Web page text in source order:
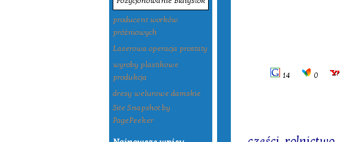
producent worków
próżniowych
Laserowa operacja prostaty
wyroby plastikowe
produkcja
dresy welurowe damskie
Site Snapshot by
PagePeeker
14 0